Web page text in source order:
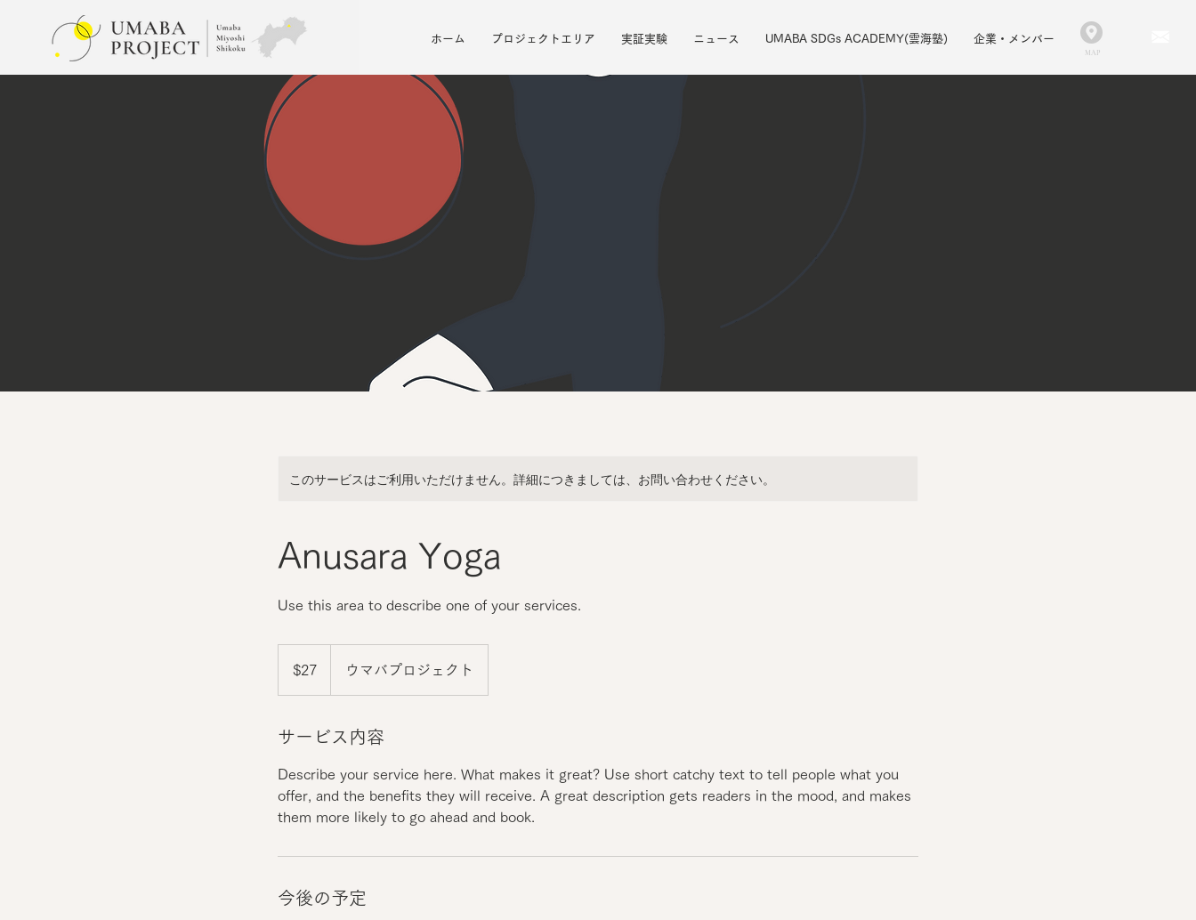
ホーム プロジェクトエリア 実証実験 ニュース UMABA SDGs ACADEMY(雲海塾) 企業・メンバー
MAP
このサービスはご利用いただけません。詳細につきましては、お問い合わせください。
Anusara Yoga
Use this area to describe one of your services.
$27 ウマバプロジェクト
サービス内容
Describe your service here. What makes it great? Use short catchy text to tell people what you
offer, and the benefits they will receive. A great description gets readers in the mood, and makes
them more likely to go ahead and book.
今後の予定